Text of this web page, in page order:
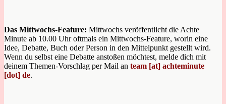
Das Mittwochs-Feature: Mittwochs veröffentlicht die Achte
Minute ab 10.00 Uhr oftmals ein Mittwochs-Feature, worin eine
Idee, Debatte, Buch oder Person in den Mittelpunkt gestellt wird.
Wenn du selbst eine Debatte anstoßen möchtest, melde dich mit
deinem Themen-Vorschlag per Mail an team [at] achteminute
[dot] de.